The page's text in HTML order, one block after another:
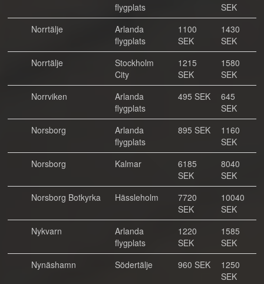
flygplats
SEK
Norrtälje
Arlanda
flygplats
1100
SEK
1430
SEK
Norrtälje
Stockholm
City
1215
SEK
1580
SEK
Norrviken
Arlanda
flygplats
495 SEK
645
SEK
Norsborg
Arlanda
flygplats
895 SEK
1160
SEK
Norsborg
Kalmar
6185
SEK
8040
SEK
Norsborg Botkyrka
Hässleholm
7720
SEK
10040
SEK
Nykvarn
Arlanda
flygplats
1220
SEK
1585
SEK
Nynäshamn
Södertälje 960 SEK
1250
SEK